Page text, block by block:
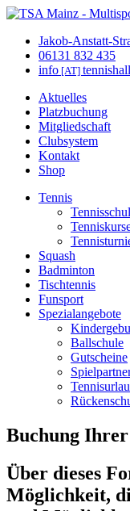
Jakob-Anstatt-
06131 832 435
info [AT]
Aktuelles
Platzbuchung
Mitgliedschaft
Clubsystem
Kontakt
Shop
Tennis
Squash
Badminton
Tischtennis
Funsport
Spezialangebote
Ballschule
Gutscheine
Buchung
Über dieses
Möglichkeit,